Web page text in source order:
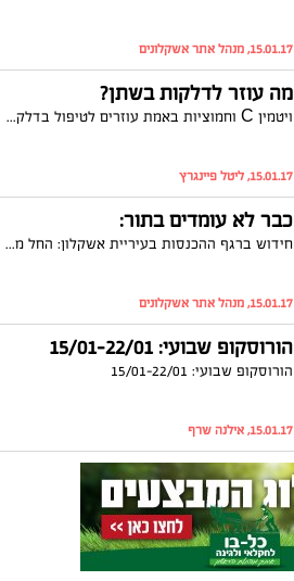
15.01.17, מנהל אתר אשקלונים
מה עוזר לדלקות בשתן?
ויטמין C וחמוציות באמת עוזרים לטיפול בדלקת בדרכי השתן ולמניעתה? ולמה נשים נמצאות בסיכון גבוה יותר ללקות בה?
15.01.17, ליטל פיינגרץ
כבר לא עומדים בתור:
חידוש ברגף ההכנסות בעיריית אשקלון: החל מהשבוע - רפרנטים במחלקת מגורים, עסקים, אכיפה ושומה יוכלו לגבות תשלום מתושבים במעמד הטיפול בפנייתם, מהלך שיחסוך המתנה בעמדת הקופה
15.01.17, מנהל אתר אשקלונים
הורוסקופ שבועי: 15/01-22/01
הורוסקופ שבועי: 15/01-22/01
15.01.17, אילנה שרף